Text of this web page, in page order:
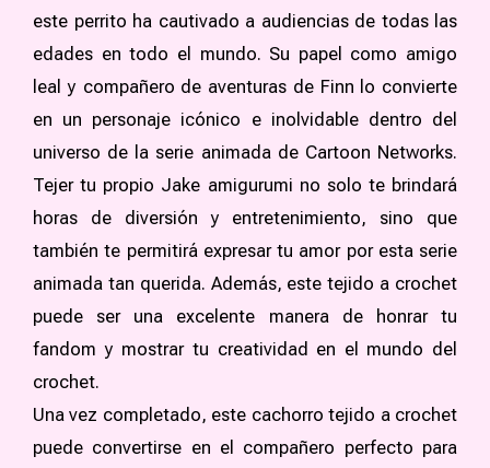
este perrito ha cautivado a audiencias de todas las
edades en todo el mundo. Su papel como amigo
leal y compañero de aventuras de Finn lo convierte
en un personaje icónico e inolvidable dentro del
universo de la serie animada de Cartoon Networks.
Tejer tu propio Jake amigurumi no solo te brindará
horas de diversión y entretenimiento, sino que
también te permitirá expresar tu amor por esta serie
animada tan querida. Además, este tejido a crochet
puede ser una excelente manera de honrar tu
fandom y mostrar tu creatividad en el mundo del
crochet.
Una vez completado, este cachorro tejido a crochet
puede convertirse en el compañero perfecto para